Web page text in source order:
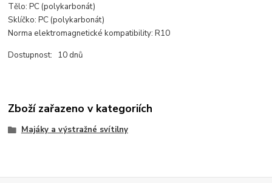
Tělo: PC (polykarbonát)
Sklíčko: PC (polykarbonát)
Norma elektromagnetické kompatibility: R10
Dostupnost: 10 dnů
Zboží zařazeno v kategoriích
Majáky a výstražné svítilny